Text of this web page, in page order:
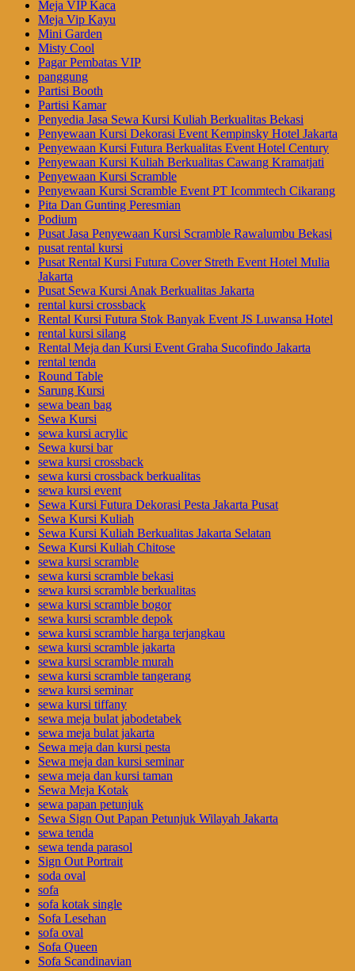
Meja VIP Kaca
Meja Vip Kayu
Mini Garden
Misty Cool
Pagar Pembatas VIP
panggung
Partisi Booth
Partisi Kamar
Penyedia Jasa Sewa Kursi Kuliah Berkualitas Bekasi
Penyewaan Kursi Dekorasi Event Kempinsky Hotel Jakarta
Penyewaan Kursi Futura Berkualitas Event Hotel Century
Penyewaan Kursi Kuliah Berkualitas Cawang Kramatjati
Penyewaan Kursi Scramble
Penyewaan Kursi Scramble Event PT Icommtech Cikarang
Pita Dan Gunting Peresmian
Podium
Pusat Jasa Penyewaan Kursi Scramble Rawalumbu Bekasi
pusat rental kursi
Pusat Rental Kursi Futura Cover Streth Event Hotel Mulia
Jakarta
Pusat Sewa Kursi Anak Berkualitas Jakarta
rental kursi crossback
Rental Kursi Futura Stok Banyak Event JS Luwansa Hotel
rental kursi silang
Rental Meja dan Kursi Event Graha Sucofindo Jakarta
rental tenda
Round Table
Sarung Kursi
sewa bean bag
Sewa Kursi
sewa kursi acrylic
Sewa kursi bar
sewa kursi crossback
sewa kursi crossback berkualitas
sewa kursi event
Sewa Kursi Futura Dekorasi Pesta Jakarta Pusat
Sewa Kursi Kuliah
Sewa Kursi Kuliah Berkualitas Jakarta Selatan
Sewa Kursi Kuliah Chitose
sewa kursi scramble
sewa kursi scramble bekasi
sewa kursi scramble berkualitas
sewa kursi scramble bogor
sewa kursi scramble depok
sewa kursi scramble harga terjangkau
sewa kursi scramble jakarta
sewa kursi scramble murah
sewa kursi scramble tangerang
sewa kursi seminar
sewa kursi tiffany
sewa meja bulat jabodetabek
sewa meja bulat jakarta
Sewa meja dan kursi pesta
Sewa meja dan kursi seminar
sewa meja dan kursi taman
Sewa Meja Kotak
sewa papan petunjuk
Sewa Sign Out Papan Petunjuk Wilayah Jakarta
sewa tenda
sewa tenda parasol
Sign Out Portrait
soda oval
sofa
sofa kotak single
Sofa Lesehan
sofa oval
Sofa Queen
Sofa Scandinavian